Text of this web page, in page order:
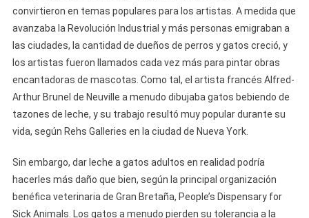
convirtieron en temas populares para los artistas. A medida que
avanzaba la Revolución Industrial y más personas emigraban a
las ciudades, la cantidad de dueños de perros y gatos creció, y
los artistas fueron llamados cada vez más para pintar obras
encantadoras de mascotas. Como tal, el artista francés Alfred-
Arthur Brunel de Neuville a menudo dibujaba gatos bebiendo de
tazones de leche, y su trabajo resultó muy popular durante su
vida, según Rehs Galleries en la ciudad de Nueva York.
Sin embargo, dar leche a gatos adultos en realidad podría
hacerles más daño que bien, según la principal organización
benéfica veterinaria de Gran Bretaña, People’s Dispensary for
Sick Animals. Los gatos a menudo pierden su tolerancia a la